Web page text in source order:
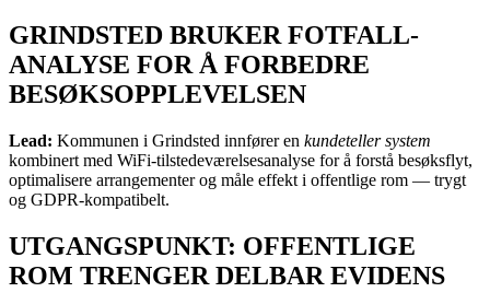
GRINDSTED BRUKER FOTFALL-
ANALYSE FOR Å FORBEDRE
BESØKSOPPLEVELSEN
Lead: Kommunen i Grindsted innfører en kundeteller system
kombinert med WiFi-tilstedeværelsesanalyse for å forstå besøksflyt,
optimalisere arrangementer og måle effekt i offentlige rom — trygt
og GDPR-kompatibelt.
UTGANGSPUNKT: OFFENTLIGE
ROM TRENGER DELBAR EVIDENS